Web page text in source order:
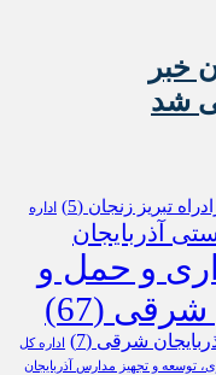
خبر
شد
تبریز زنجان (5)
اداره
آذربایجان
و حمل و
شرقی (67)
شرقی (7)
اداره کل
توسعه و تجهیز مدارس آذربایجان